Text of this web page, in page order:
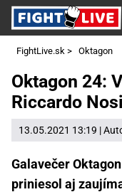
FightLive.sk > Oktagon
Oktagon 24:
Riccardo
13.05.2021 13:19 |
Galavečer
priniesol aj